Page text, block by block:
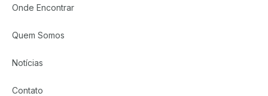
Onde Encontrar
Quem Somos
Notícias
Contato